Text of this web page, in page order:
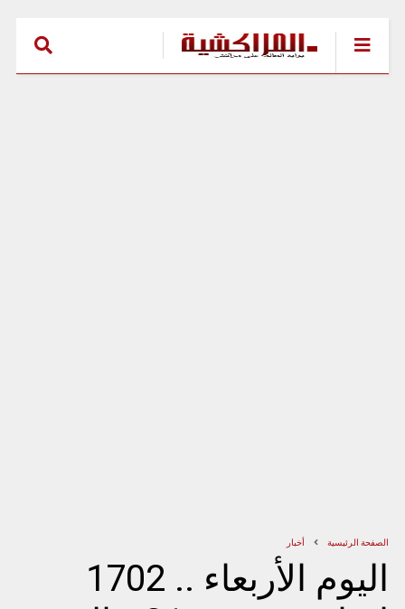
الصفحة الرئيسية أخبار
اليوم الأربعاء .. 1702